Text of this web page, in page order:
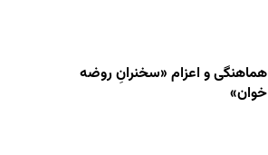
هماهنگی و اعزام «سخنرانِ روضه
خوان»